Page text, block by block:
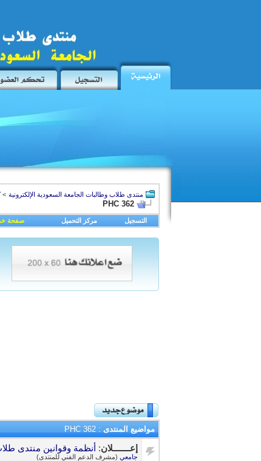
منتدى طلاب وطالبات الجامعة السعودية الإلكترونية >
PHC 362
التسجيل مركز التحميل صفحة
مواضيع المنتدى : PHC 362
إعـــــــلان: أنظمة وقوانين منتدى
جامعي (مشرف الدعم الفني للمنتدى)